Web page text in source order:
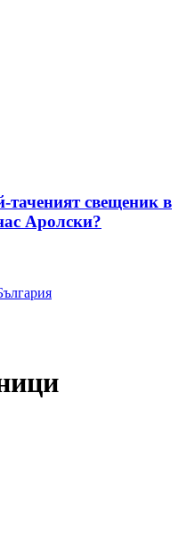
свещеник в
Аролски?